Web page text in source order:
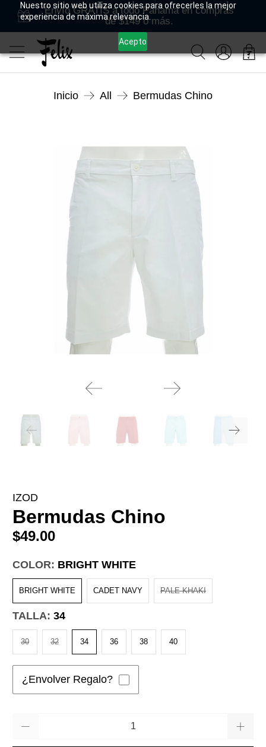
Nuestro sitio web utiliza cookies para ofrecerles la mejor
experiencia de máxima relevancia.
Acepto
Envío GRATIS a todo Panamá en compras
de $149 o más.
Inicio All Bermudas Chino
IZOD
Bermudas Chino
$49.00
COLOR: BRIGHT WHITE
BRIGHT WHITE CADET NAVY PALE KHAKI
TALLA:34
30 32 34 36 38 40
¿Envolver Regalo?